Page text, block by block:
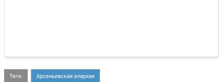
Теги: Арсеньевская епархия